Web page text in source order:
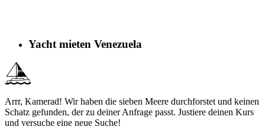
Yacht mieten Venezuela
Arrr, Kamerad! Wir haben die sieben Meere durchforstet und keinen
Schatz gefunden, der zu deiner Anfrage passt. Justiere deinen Kurs
und versuche eine neue Suche!